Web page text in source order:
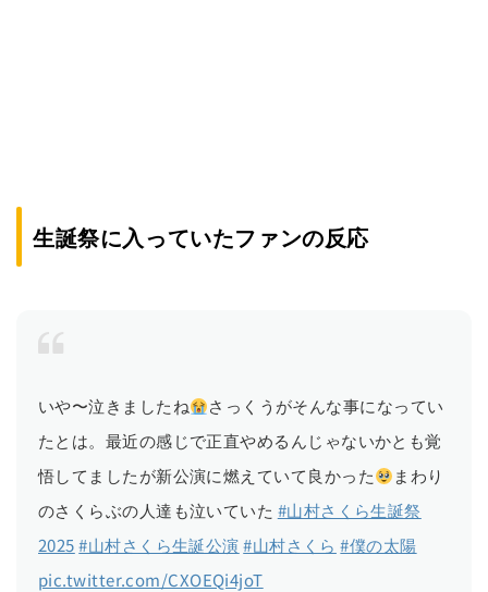
生誕祭に入っていたファンの反応
いや〜泣きましたね
さっくうがそんな事になってい
たとは。最近の感じで正直やめるんじゃないかとも覚
悟してましたが新公演に燃えていて良かった
まわり
のさくらぶの人達も泣いていた #山村さくら生誕祭
2025 #山村さくら生誕公演 #山村さくら #僕の太陽
pic.twitter.com/CXOEQi4joT